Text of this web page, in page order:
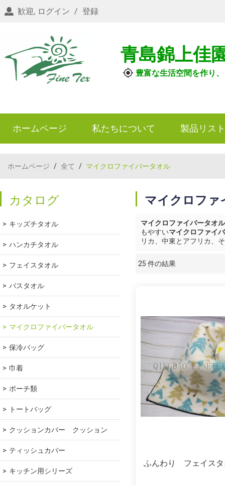
歓迎, ログイン / 登録
青島錦上佳
豊富な生活空間を作り
ホームページ 私たちについて 製品リスト
ホームページ / 全て / マイクロファイバータオル
カタログ
キッズチタオル
ハンカチタオル
フェイスタオル
バスタオル
タオルケット
マイクロファイバータオル
保冷バッグ
巾着
ポーチ類
トートバッグ
クッションカバー　クッション
ティッシュカバー
キッチン用シリーズ
マイクロファ
マイクロファイバータオル
もやすいマイクロファイ
リカ、中東とアフリカ、
25 件の結果
ふんわり フェイス